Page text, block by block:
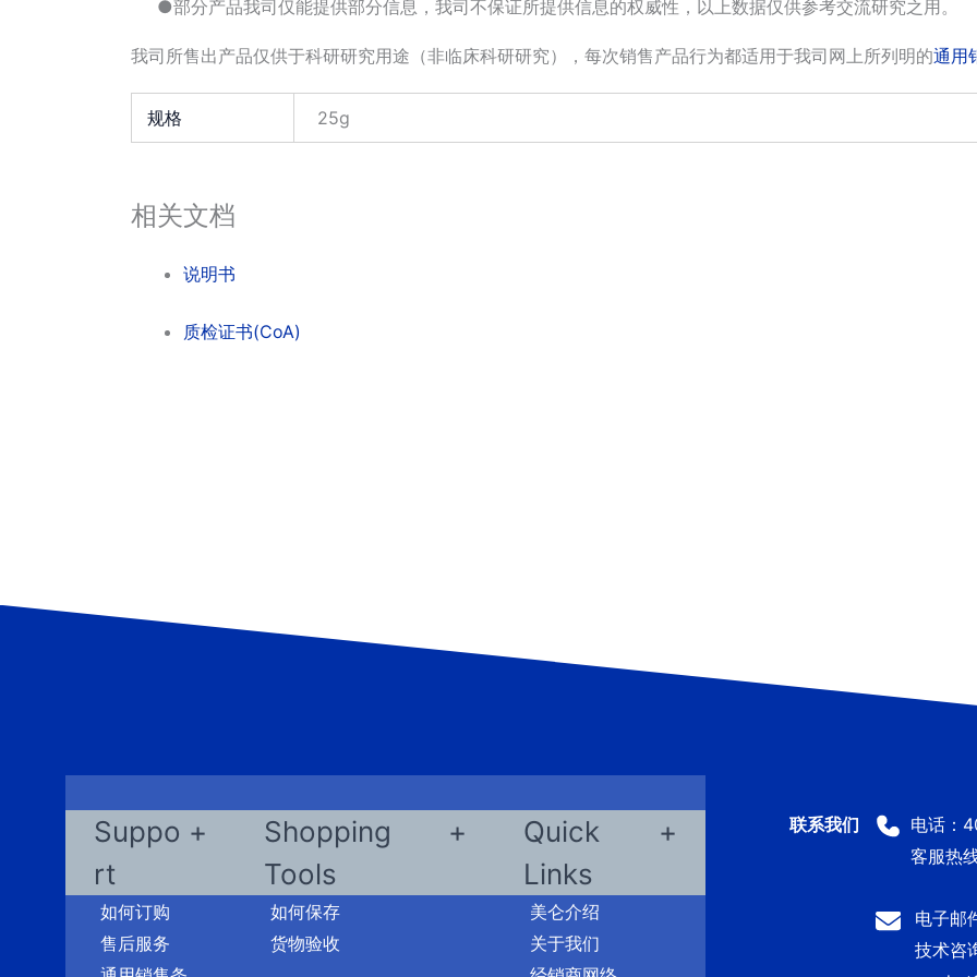
●部分产品我司仅能提供部分信息，我司不保证所提供信息的权威性，以上数据仅供参考交流研究之用。
我司所售出产品仅供于科研研究用途（非临床科研研究），每次销售产品行为都适用于我司网上所列明的通用
规格 25g
相关文档
说明书
质检证书(CoA)
Suppo
rt
如何订购
售后服务
Shopping
Tools
如何保存
货物验收
Quick
Links
美仑介绍
关于我们
电话：
客服热
电子邮
技术咨